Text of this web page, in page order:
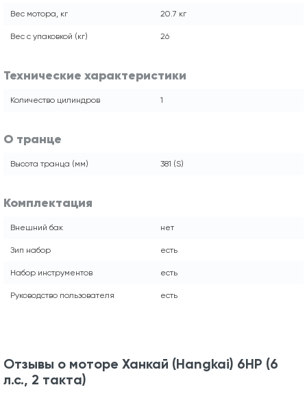
Вес мотора, кг 20.7 кг
Вес с упаковкой (кг) 26
Технические характеристики
Количество цилиндров 1
О транце
Высота транца (мм) 381 (S)
Комплектация
Внешний бак нет
Зип набор есть
Набор инструментов есть
Руководство пользователя есть
Отзывы о моторе Ханкай (Hangkai) 6HP (6
л.с., 2 такта)